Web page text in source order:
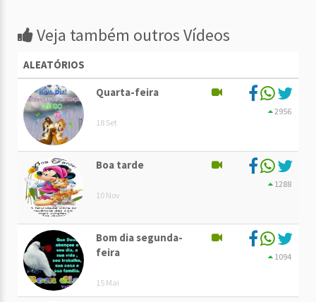
Veja também outros Vídeos
ALEATÓRIOS
Quarta-feira
18 Set
2956
Boa tarde
10 Nov
1288
Bom dia segunda-
feira
15 Mai
1094